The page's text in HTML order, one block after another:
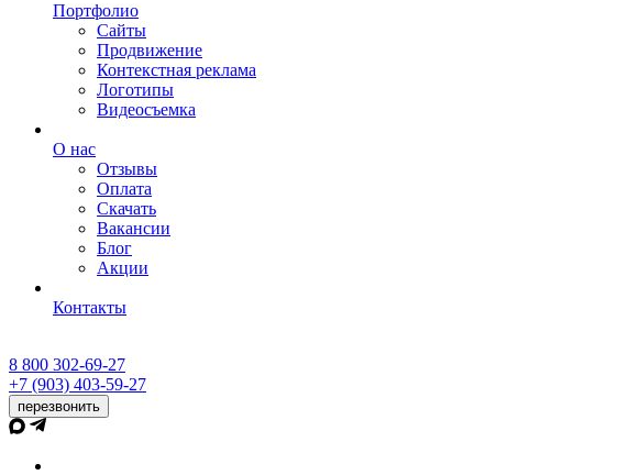
Портфолио
Сайты
Продвижение
Контекстная реклама
Логотипы
Видеосъемка
О нас
Отзывы
Оплата
Скачать
Вакансии
Блог
Акции
Контакты
8 800 302-69-27
+7 (903) 403-59-27
перезвонить